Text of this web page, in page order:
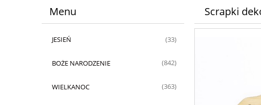
Menu
JESIEŃ (33)
BOŻE NARODZENIE (842)
WIELKANOC (363)
Scrapki